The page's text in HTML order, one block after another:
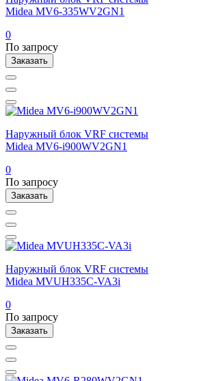
Midea MV6-335WV2GN1
0
По запросу
Заказать
Наружный блок VRF системы
Midea MV6-i900WV2GN1
0
По запросу
Заказать
Наружный блок VRF системы
Midea MVUH335C-VA3i
0
По запросу
Заказать